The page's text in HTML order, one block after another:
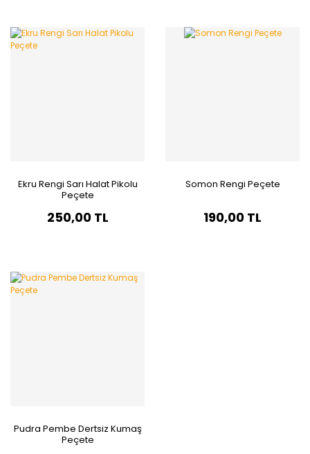
Ekru Rengi Sarı Halat Pikolu
Peçete
250,00 TL
Somon Rengi Peçete
190,00 TL
Pudra Pembe Dertsiz Kumaş
Peçete